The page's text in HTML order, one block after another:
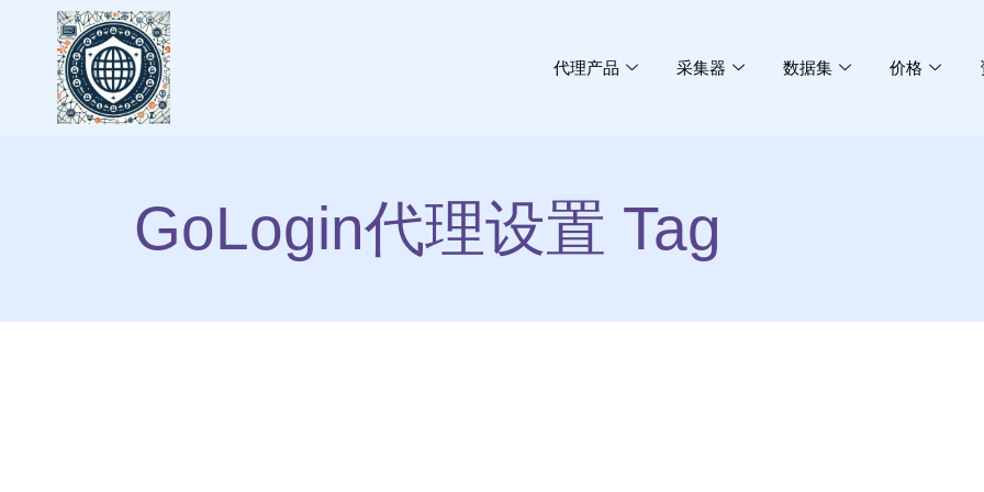
代理产品 采集器 数据集 价格
GoLogin代理设置 Tag